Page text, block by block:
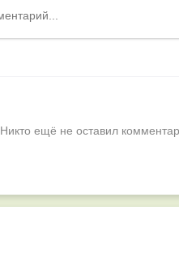
Никто ещё не оставил